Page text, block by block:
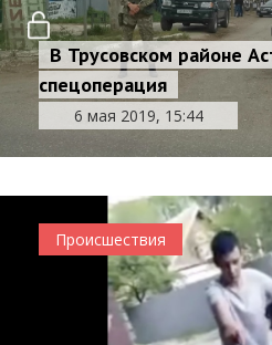
В Трусовском районе
спецоперация
6 мая 2019, 15:44
Происшествия